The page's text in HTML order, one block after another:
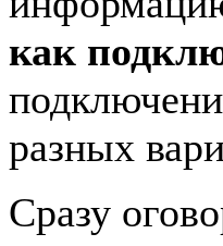
как
разных
Сразу